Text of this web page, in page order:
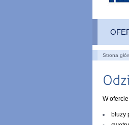
Strona
W
bluzy